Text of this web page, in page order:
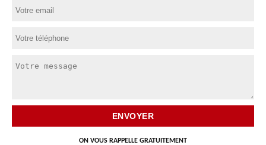
ON VOUS RAPPELLE GRATUITEMENT